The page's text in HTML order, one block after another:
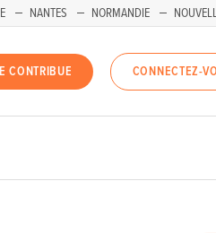
NANTES NORMANDIE
CONTRIBUE CONNECTEZ-